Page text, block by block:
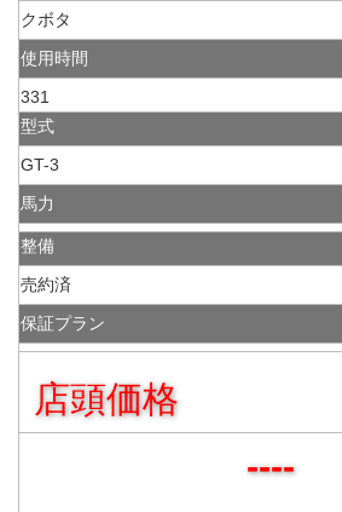
クボタ
使用時間
331
型式
GT-3
馬力
整備
売約済
保証プラン
店頭価格
----